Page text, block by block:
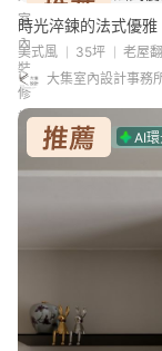
時光淬鍊的法式優
美式風 35坪
老屋
大集室內設計事務
AI